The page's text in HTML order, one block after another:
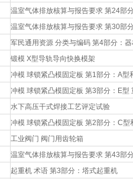
温室气体排放核算与报告要求 第24部
温室气体排放核算与报告要求 第30部
军民通用资源 分类与编码 第4部分：
锻模 X型导轨导向快换模架
冲模 球锁紧凸模固定板 第1部分：A型
冲模 球锁紧凸模固定板 第3部分：E型
水下高压干式焊接工艺评定试验
冲模 球锁紧凸模固定板 第2部分：C型
工业阀门 阀门用齿轮箱
温室气体排放核算与报告要求 第43部
起重机 术语 第3部分：塔式起重机